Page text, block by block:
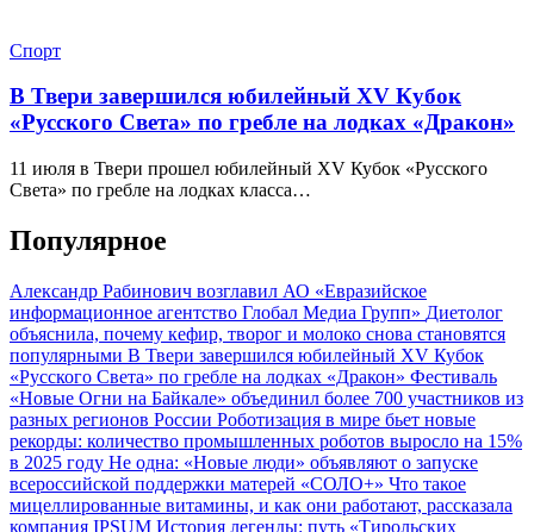
Спорт
В Твери завершился юбилейный XV Кубок
«Русского Света» по гребле на лодках «Дракон»
11 июля в Твери прошел юбилейный XV Кубок «Русского
Света» по гребле на лодках класса…
Популярное
Александр Рабинович возглавил АО «Евразийское
информационное агентство Глобал Медиа Групп» Диетолог
объяснила, почему кефир, творог и молоко снова становятся
популярными В Твери завершился юбилейный XV Кубок
«Русского Света» по гребле на лодках «Дракон» Фестиваль
«Новые Огни на Байкале» объединил более 700 участников из
разных регионов России Роботизация в мире бьет новые
рекорды: количество промышленных роботов выросло на 15%
в 2025 году Не одна: «Новые люди» объявляют о запуске
всероссийской поддержки матерей «СОЛО+» Что такое
мицеллированные витамины, и как они работают, рассказала
компания IPSUM История легенды: путь «Тирольских